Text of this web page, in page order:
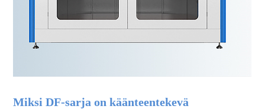
Miksi DF-sarja on käänteentekevä